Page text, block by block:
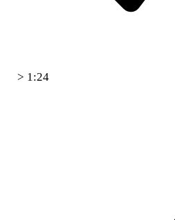
> 1:24